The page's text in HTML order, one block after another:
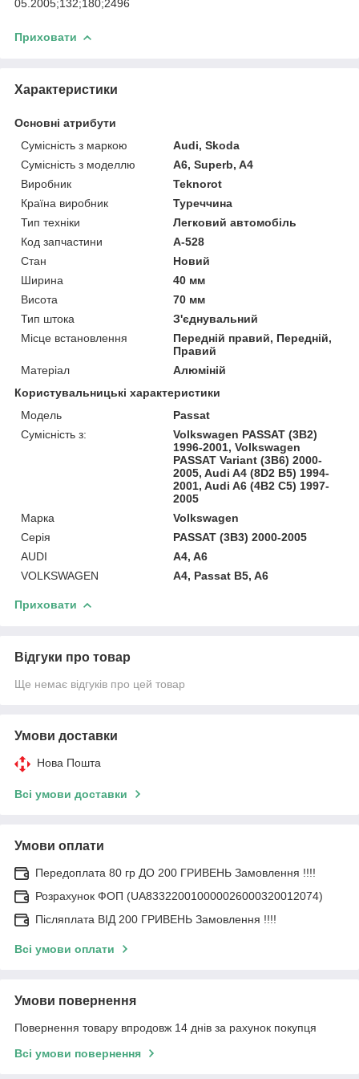
05.2005;132;180;2496
Приховати
Характеристики
Основні атрибути
Сумісність з маркою
Audi, Skoda
Сумісність з моделлю
A6, Superb, A4
Виробник
Teknorot
Країна виробник
Туреччина
Тип техніки
Легковий автомобіль
Код запчастини
A-528
Стан
Новий
Ширина
40 мм
Висота
70 мм
Тип штока
З'єднувальний
Місце встановлення
Передній правий, Передній,
Правий
Матеріал
Алюміній
Користувальницькі характеристики
Модель
Passat
Сумісність з:
Volkswagen PASSAT (3B2)
1996-2001, Volkswagen
PASSAT Variant (3B6) 2000-
2005, Audi A4 (8D2 B5) 1994-
2001, Audi A6 (4B2 C5) 1997-
2005
Марка
Volkswagen
Серія
PASSAT (3B3) 2000-2005
AUDI
A4, A6
VOLKSWAGEN
A4, Passat B5, A6
Приховати
Відгуки про товар
Ще немає відгуків про цей товар
Умови доставки
Нова Пошта
Всі умови доставки
Умови оплати
Передоплата 80 гр ДО 200 ГРИВЕНЬ Замовлення !!!!
Розрахунок ФОП (UA833220010000026000320012074)
Післяплата ВІД 200 ГРИВЕНЬ Замовлення !!!!
Всі умови оплати
Умови повернення
Повернення товару впродовж 14 днів за рахунок покупця
Всі умови повернення